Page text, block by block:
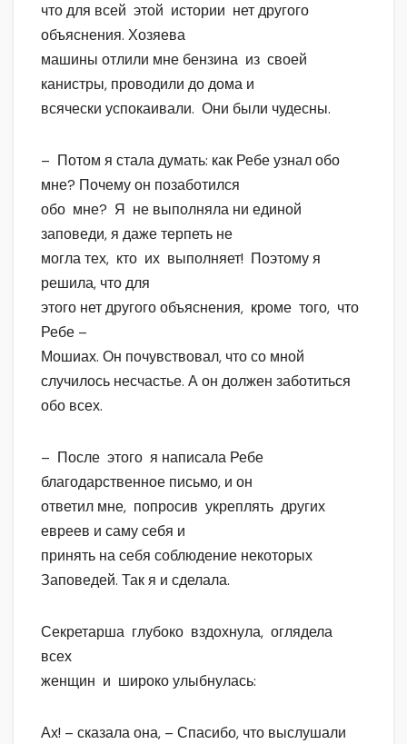
что для всей этой истории нет другого
объяснения. Хозяева
машины отлили мне бензина из своей
канистры, проводили до дома и
всячески успокаивали. Они были чудесны.
– Потом я стала думать: как Ребе узнал обо
мне? Почему он позаботился
обо мне? Я не выполняла ни единой
заповеди, я даже терпеть не
могла тех, кто их выполняет! Поэтому я
решила, что для
этого нет другого объяснения, кроме того, что
Ребе –
Мошиах. Он почувствовал, что со мной
случилось несчастье. А он должен заботиться
обо всех.
– После этого я написала Ребе
благодарственное письмо, и он
ответил мне, попросив укреплять других
евреев и саму себя и
принять на себя соблюдение некоторых
Заповедей. Так я и сделала.
Секретарша глубоко вздохнула, оглядела
всех
женщин и широко улыбнулась:
Ах! – сказала она, – Спасибо, что выслушали